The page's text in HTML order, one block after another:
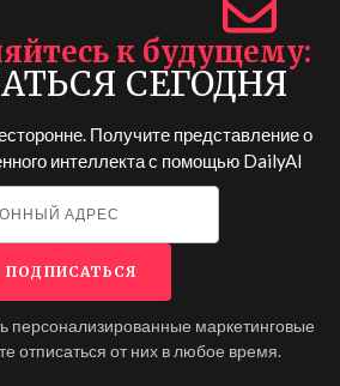
к будущему
СЕГОДНЯ
Получите представление о
интеллекта с помощью DailyAI
персонализированные маркетинговые
отписаться от них в любое время.